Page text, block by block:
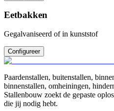
Eetbakken
Gegalvaniseerd of in kunststof
Configureer
Paardenstallen, buitenstallen,
binnenstallen, omheiningen,
Stallenbouw zoekt de gepaste
die jij nodig hebt.